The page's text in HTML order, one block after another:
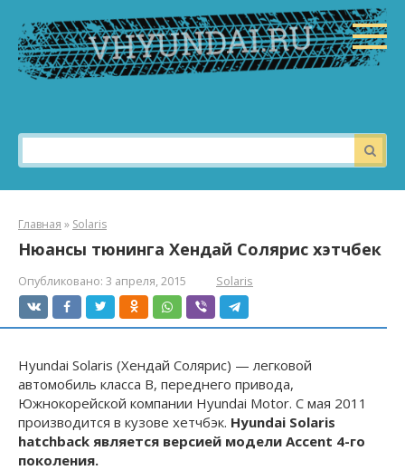
контенту
Поиск:
Главная » Solaris
Нюансы тюнинга Хендай Солярис хэтчбек
Опубликовано: 3 апреля, 2015 Solaris
Hyundai Solaris (Хендай Солярис) — легковой
автомобиль класса В, переднего привода,
Южнокорейской компании Hyundai Motor. С мая 2011
производится в кузове хетчбэк. Hyundai Solaris
hatchback является версией модели Accent 4-го
поколения.